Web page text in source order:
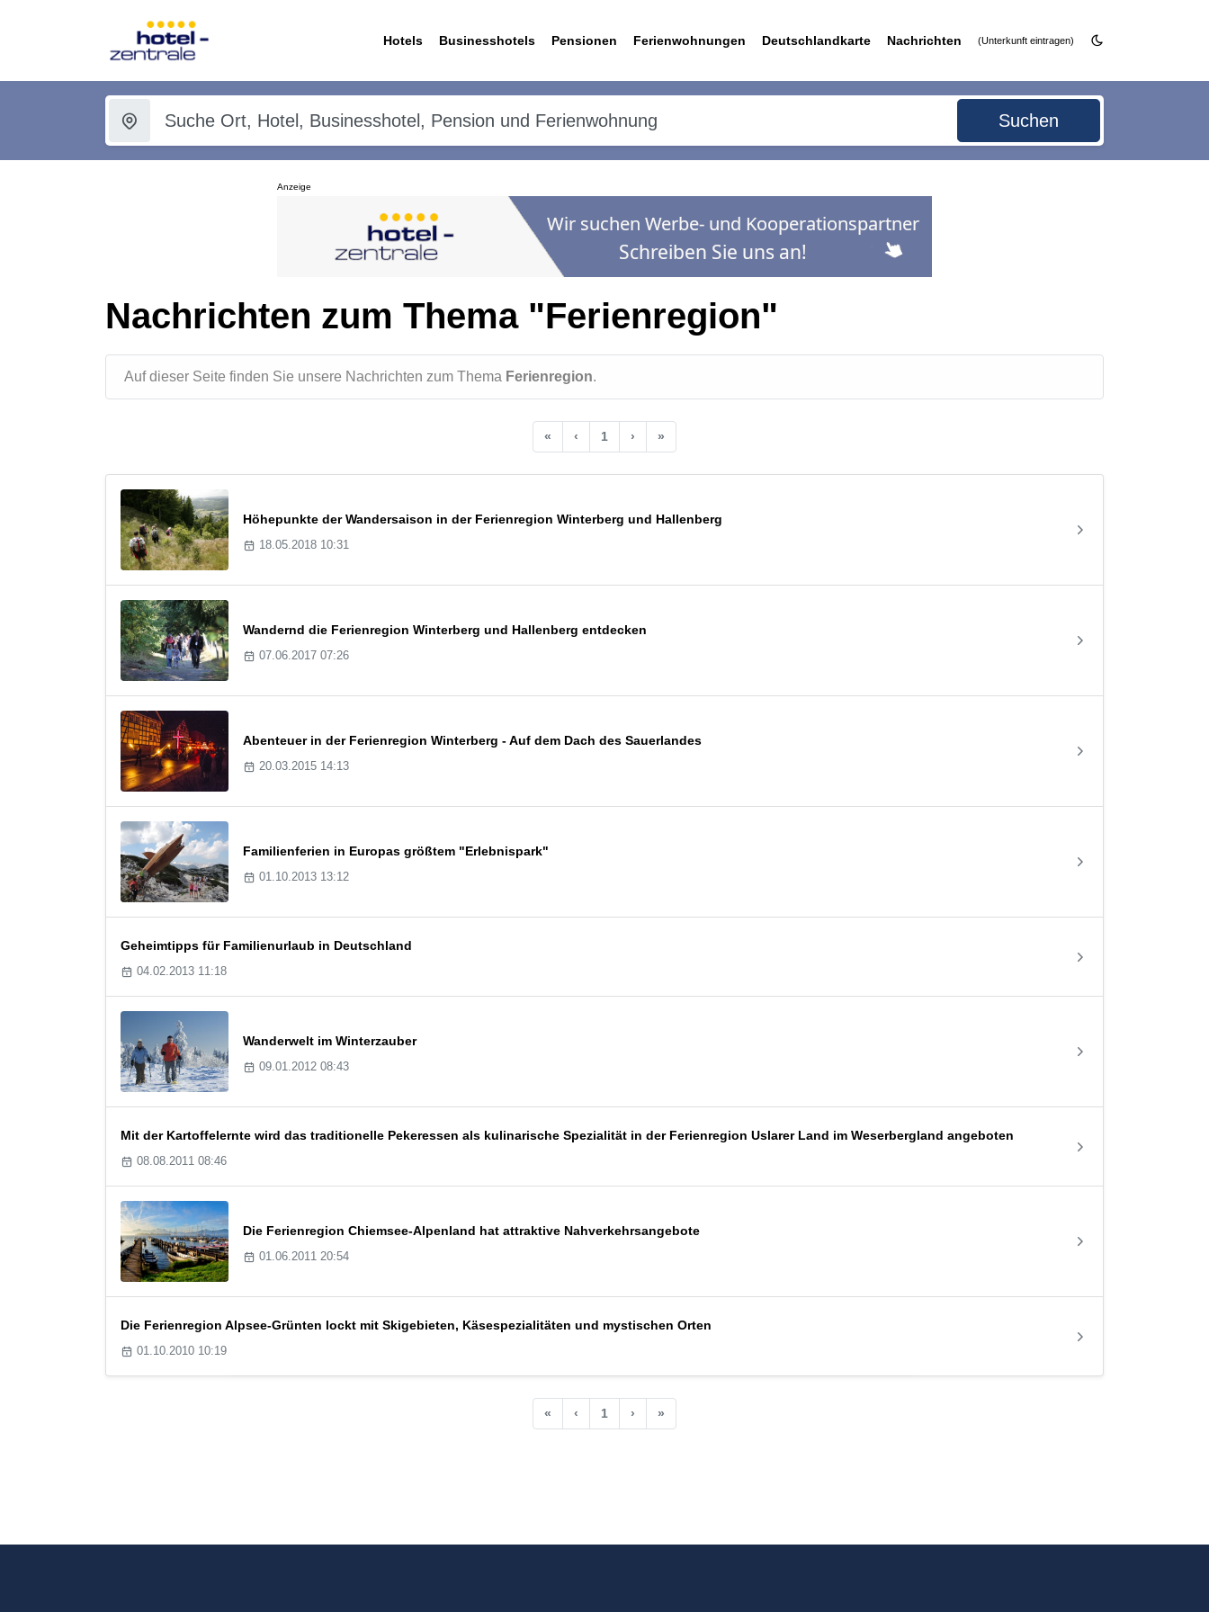
Hotels Businesshotels Pensionen Ferienwohnungen Deutschlandkarte Nachrichten (Unterkunft eintragen)
Suchen
Anzeige
Nachrichten zum Thema "Ferienregion"
Auf dieser Seite finden Sie unsere Nachrichten zum Thema Ferienregion.
« ‹ 1 › »
Höhepunkte der Wandersaison in der Ferienregion Winterberg und Hallenberg
18.05.2018 10:31
Wandernd die Ferienregion Winterberg und Hallenberg entdecken
07.06.2017 07:26
Abenteuer in der Ferienregion Winterberg - Auf dem Dach des Sauerlandes
20.03.2015 14:13
Familienferien in Europas größtem "Erlebnispark"
01.10.2013 13:12
Geheimtipps für Familienurlaub in Deutschland
04.02.2013 11:18
Wanderwelt im Winterzauber
09.01.2012 08:43
Mit der Kartoffelernte wird das traditionelle Pekeressen als kulinarische Spezialität in der Ferienregion Uslarer Land im Weserbergland angeboten
08.08.2011 08:46
Die Ferienregion Chiemsee-Alpenland hat attraktive Nahverkehrsangebote
01.06.2011 20:54
Die Ferienregion Alpsee-Grünten lockt mit Skigebieten, Käsespezialitäten und mystischen Orten
01.10.2010 10:19
« ‹ 1 › »